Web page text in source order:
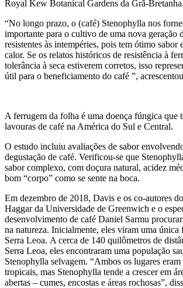
Royal Kew Botanical Gardens da Grã-Bretanha.
“No longo prazo, o (café) Stenophylla nos
importante para o cultivo de uma nova geração
resistentes às intempéries, pois tem ótimo sabor
calor. Se os relatos históricos de resistência à
tolerância à seca estiverem corretos, isso
útil para o beneficiamento do café ”,
A ferrugem da folha é uma doença fúngica que
lavouras de café na América do Sul e Central.
O estudo incluiu avaliações de sabor
degustação de café. Verificou-se que
sabor complexo, com doçura natural, acidez
bom “corpo” como se sente na boca.
Em dezembro de 2018, Davis e os co-autores
Haggar da Universidade de Greenwich e o
desenvolvimento de café Daniel Sarmu
na natureza. Inicialmente, eles viram uma única
Serra Leoa. A cerca de 140 quilômetros de
Serra Leoa, eles encontraram uma população
Stenophylla selvagem. “Ambos os lugares eram
tropicais, mas Stenophylla tende a crescer em
abertas – cumes, encostas e áreas rochosas”,